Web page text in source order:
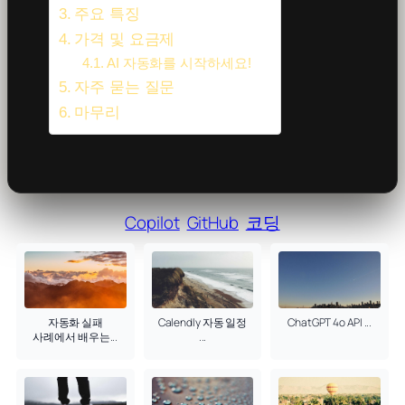
주요 특징
가격 및 요금제
AI 자동화를 시작하세요!
자주 묻는 질문
마무리
Copilot GitHub 코딩
자동화 실패
사례에서 배우는...
Calendly 자동 일정
...
ChatGPT 4o API ...